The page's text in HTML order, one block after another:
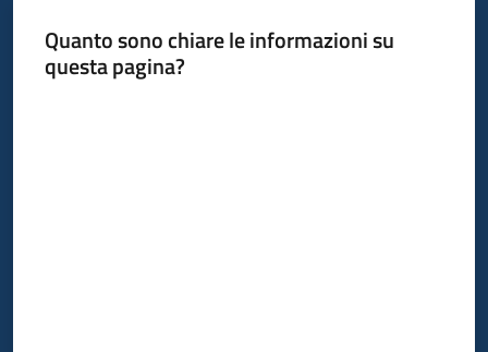
Quanto sono chiare le informazioni su
questa pagina?